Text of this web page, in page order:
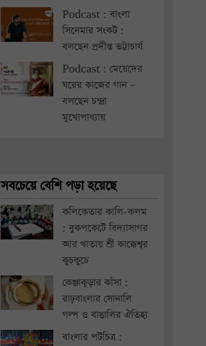
Podcast : বাংলা
সিনেমার সংকট :
বলছেন প্রদীপ্ত ভট্টাচার্য
Podcast : মেয়েদের
ঘরের কাজের গান –
বলছেন চন্দ্রা
মুখোপাধ্যায়
সবচেয়ে বেশি পড়া হয়েছে
কলিকেতার কালি-কলম
: বুকপকেটে বিদ্যাসাগর
আর খাতায় শ্রী কাক্কেশ্বর
কুচকুচে
কেঞ্জাকুড়ার কাঁসা :
রাঢ়বাংলার সোনালি
গল্প ও বাঙালির ঐতিহ্য
বাংলার পটচিত্র :